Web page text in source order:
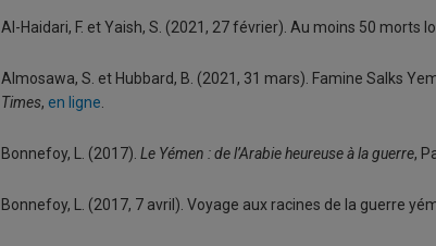
Al-Haidari, F. et Yaish, S. (2021, 27 février). Au moins 50 morts
Almosawa, S. et Hubbard, B. (2021, 31 mars). Famine Salks
Times, en ligne
Bonnefoy, L. (2017). Le Yémen : de l’Arabie heureuse à la guerre,
Bonnefoy, L. (2017, 7 avril). Voyage aux racines de la guerre